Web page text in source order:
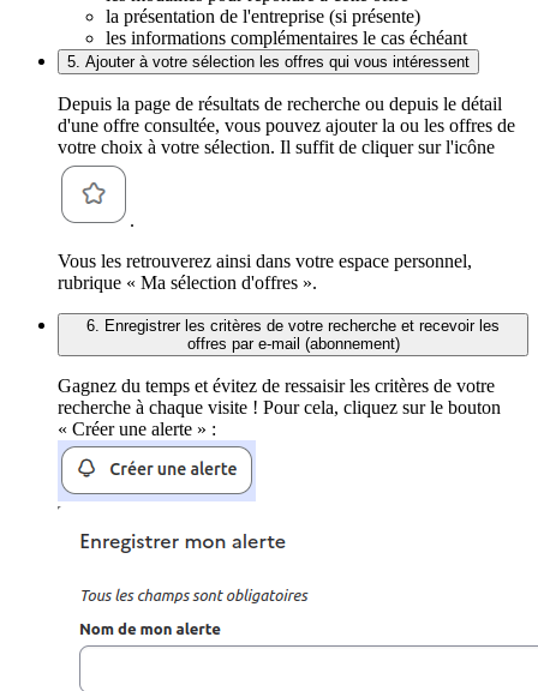
la présentation de l'entreprise (si présente)
les informations complémentaires le cas échéant
5. Ajouter à votre sélection les offres qui vous intéressent
Depuis la page de résultats de recherche ou depuis le détail
d'une offre consultée, vous pouvez ajouter la ou les offres de
votre choix à votre sélection. Il suffit de cliquer sur l'icône
.
Vous les retrouverez ainsi dans votre espace personnel,
rubrique « Ma sélection d'offres ».
6. Enregistrer les critères de votre recherche et recevoir les
offres par e-mail (abonnement)
Gagnez du temps et évitez de ressaisir les critères de votre
recherche à chaque visite ! Pour cela, cliquez sur le bouton
« Créer une alerte » :